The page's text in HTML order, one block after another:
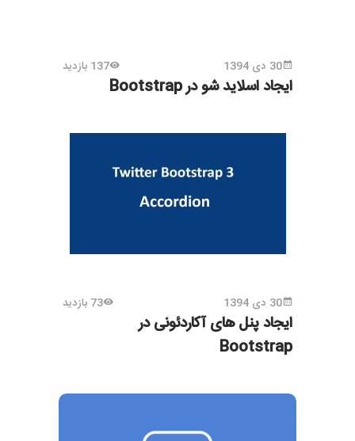
30 دی 1394 137 بازدید
ایجاد اسلاید شو در Bootstrap
30 دی 1394 73 بازدید
ایجاد پنل های آکاردئونی در
Bootstrap